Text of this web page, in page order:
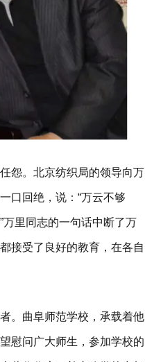
怨。北京纺织局的领导向万
口回绝，说：“万云不够
里同志的一句话中断了万
接受了良好的教育，在各自
。曲阜师范学校，承载着他
慰问广大师生，参加学校的